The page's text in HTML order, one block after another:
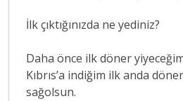
İlk çıktığınızda ne yediniz?
Daha önce ilk döner
Kıbrıs’a indiğim ilk anda
sağolsun.